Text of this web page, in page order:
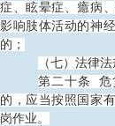
症、眩晕症、癔病
影响肢体活动的神
的；
（七）法律
第二十条
危
的，应当按照国家
岗作业。